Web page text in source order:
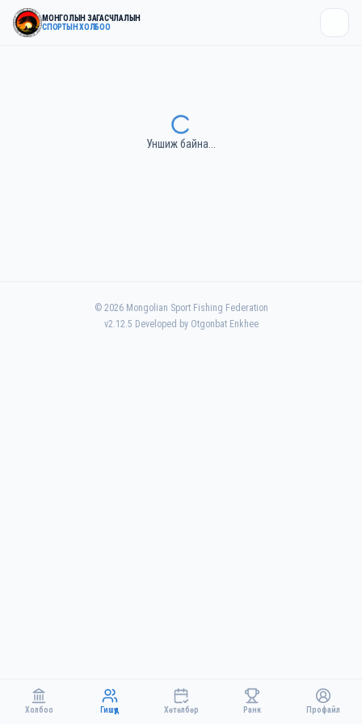
МОНГОЛЫН ЗАГАСЧЛАЛЫН
СПОРТЫН ХОЛБОО
Холбоо Гишүүд Хөтөлбөр Ранк Профайл
Уншиж байна...
© 2026Mongolian Sport Fishing Federation
v2.12.5 Developed by Otgonbat Enkhee